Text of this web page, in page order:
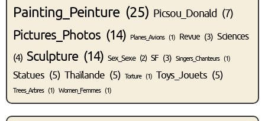
Painting_Peinture(25) Picsou_Donald (7)
Pictures_Photos (14) Planes_Avions(1) Revue (3) Sciences
(4) Sculpture(14) Sex_Sexe(2) SF (3) Singers_Chanteurs(1)
Statues (5) Thaïlande (5) Torture(1) Toys_Jouets (5)
Trees_Arbres(1) Women_Femmes(1)